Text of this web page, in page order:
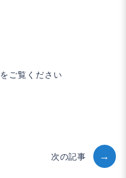
をご覧ください
次の記事